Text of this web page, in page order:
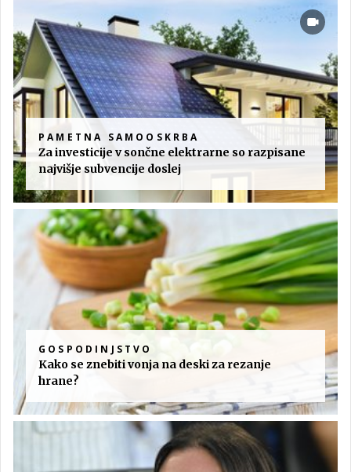
PAMETNA SAMOOSKRBA
Za investicije v sončne elektrarne so razpisane
najvišje subvencije doslej
GOSPODINJSTVO
Kako se znebiti vonja na deski za rezanje
hrane?